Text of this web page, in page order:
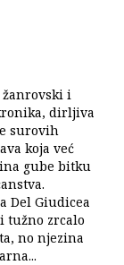
i
dirljiva
surovih
koja već
gube bitku
Del Giudicea
tužno zrcalo
no njezina